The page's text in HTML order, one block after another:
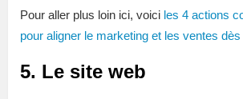
Pour aller plus loin ici, voici les 4 actions
pour aligner le marketing et les ventes dès
5. Le site web